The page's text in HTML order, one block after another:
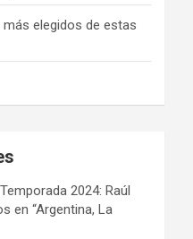
elegidos de estas
Temporada 2024: Raúl
en “Argentina, La